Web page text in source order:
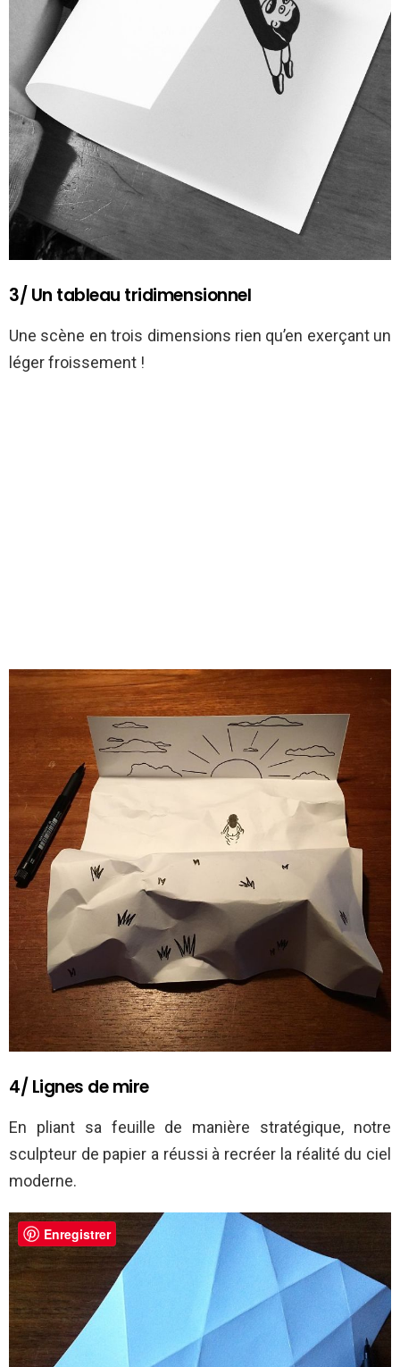
3/ Un tableau tridimensionnel
Une scène en trois dimensions rien qu’en exerçant un
léger froissement !
4/ Lignes de mire
En pliant sa feuille de manière stratégique, notre
sculpteur de papier a réussi à recréer la réalité du ciel
moderne.
Enregistrer